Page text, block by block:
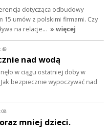
dotycząca odbudowy
15 umów z polskimi firmami. Czy
na relacje… » więcej
nad wodą
w ciągu ostatniej doby w
bezpiecznie wypoczywać nad
mniej dzieci.